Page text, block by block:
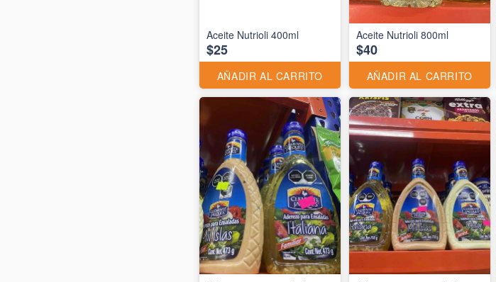
Aceite Nutrioli 400ml
$25
AÑADIR AL CARRITO
Aceite Nutrioli 800ml
$40
AÑADIR AL CARRITO